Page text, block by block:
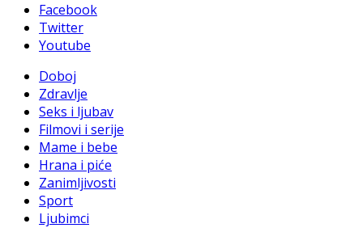
Facebook
Twitter
Youtube
Doboj
Zdravlje
Seks i ljubav
Filmovi i serije
Mame i bebe
Hrana i piće
Zanimljivosti
Sport
Ljubimci